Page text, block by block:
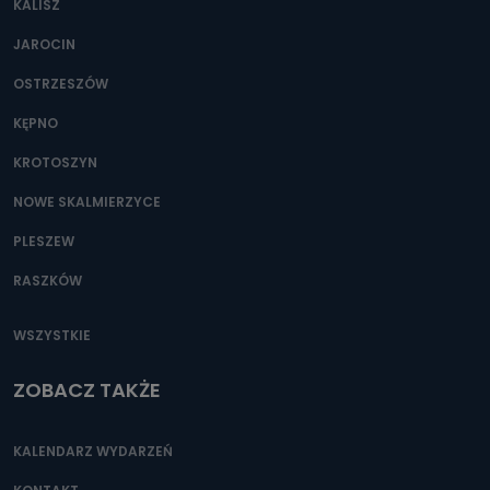
Można to zrobić pod numerem telefonu 62 735-51-05 lub
KALISZ
JAROCIN
OSTRZESZÓW
KĘPNO
KROTOSZYN
NOWE SKALMIERZYCE
PLESZEW
RASZKÓW
WSZYSTKIE
ZOBACZ TAKŻE
KALENDARZ WYDARZEŃ